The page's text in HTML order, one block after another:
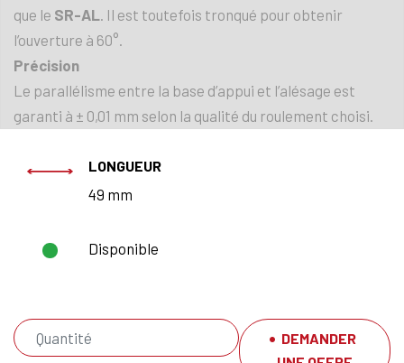
que le SR-AL
. Il est toutefois tronqué pour obtenir
l’ouverture à 60°.
Précision
Le parallélisme entre la base d’appui et l’alésage est
garanti à ± 0,01 mm selon la qualité du roulement choisi.
LONGUEUR
49 mm
Disponible
DEMANDER